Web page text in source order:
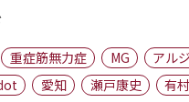
地
キ
重症筋無力症 MG アル
愛知 瀬戸康史
有